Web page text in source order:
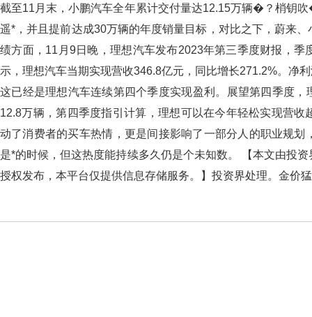
截至11月末，小鹏汽车全年累计交付量达12.15万辆�？梢
遥*，并且提前达成30万辆的年度销量目标，对比之下，蔚来
绩方面，11月9日晚，理想汽车发布2023年第三季度财报，季
示，理想汽车当期实现营收346.8亿元，同比增长271.2%。净
这已经是理想汽车连续第四个季度实现盈利。展望第四季度
12.8万辆，第四季度指引计算，理想可以在今年轻松实现营
动了消费者的买车热情，更是间接影响了一部分人的职业规划
是*的时候，但这热度能持续多久仍是个未知数。 【本文由投资
授权发布，本平台仅提供信息存储服务。】投资界处理。金价猛